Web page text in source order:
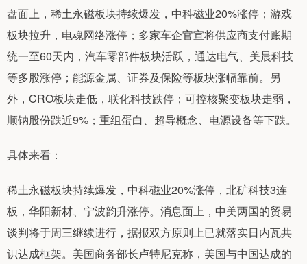
盘面上，稀土永磁板块持续爆发，中科磁业20%涨停；游戏
板块拉升，电魂网络涨停；多家车企官宣将供应商支付账期
统一至60天内，汽车零部件板块活跃，通达电气、美晨科技
等多股涨停；能源金属、证券及保险等板块涨幅靠前。另
外，CRO板块走低，联化科技跌停；可控核聚变板块走弱，
顺钠股份跌近9%；重组蛋白、超导概念、电源设备等下跌。
具体来看：
稀土永磁板块持续爆发，中科磁业20%涨停，北矿科技3连
板，华阳新材、宁波韵升涨停。消息面上，中美两国的贸易
谈判将于周三继续进行，据报双方原则上已就落实日内瓦共
识达成框架。美国商务部长卢特尼克称，美国与中国达成的